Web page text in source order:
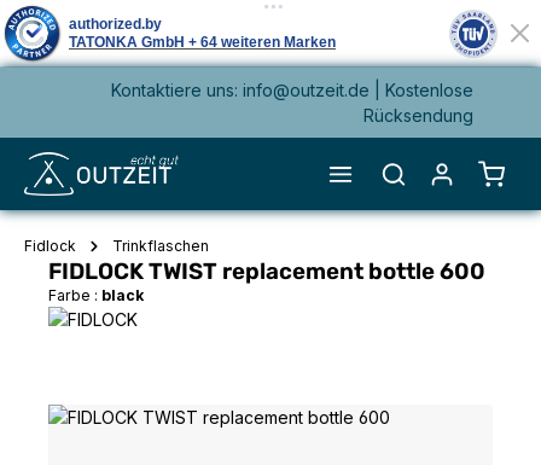
springenKontaktiere uns: info@outzeit.de | Kostenlose
Rücksendung
Fidlock Trinkflaschen
FIDLOCK TWIST replacement bottle 600
Farbe : black
Bildergalerie überspringen